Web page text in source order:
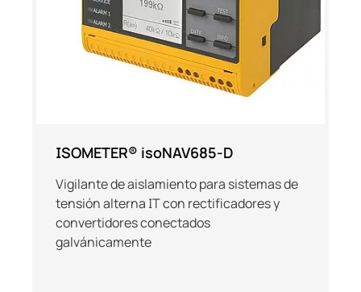
ISOMETER® isoNAV685-D
Vigilante de aislamiento para sistemas de
tensión alterna IT con rectificadores y
convertidores conectados
galvánicamente